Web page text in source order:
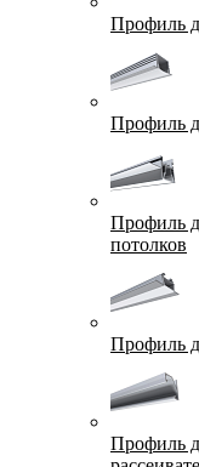
Профиль
Профиль
Профиль
потолков
Профиль
Профиль